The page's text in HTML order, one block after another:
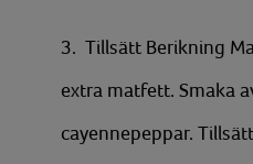
3. Tillsätt Berikning
extra matfett. Smaka
cayennepeppar.